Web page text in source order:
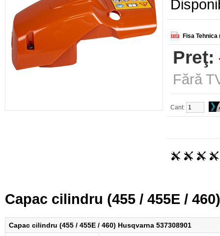
Fisa Tehnica
Preţ:
Fără
Cant:
Capac cilindru (455 / 455E /
Capac cilindru (455 / 455E / 460) Husqvarna 537308901